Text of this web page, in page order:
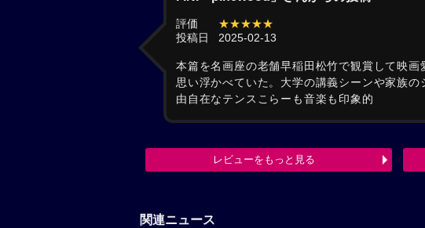
評価
★★★★★
投稿日
2025-02-13
本篇を名画座の老舗早稲田松竹で観賞して映
思い浮かべていた。大学の講義シーンや家族
由自在なテンスこらーも音楽も印象的
レビューをもっと見る
関連ニュース